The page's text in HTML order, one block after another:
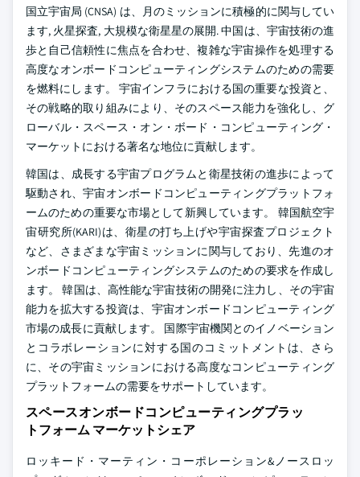
国立宇宙局 (CNSA) は、月のミッションに積極的に関与してい
ます, 火星探査, 大規模な衛星星の展開. 中国は、宇宙技術の進
歩と自己信頼性に焦点を合わせ、複雑な宇宙操作を処理する
高度なオンボードコンピューティングシステムのための需要
を燃料にします。 宇宙インフラにおける国の重要な投資と、
その戦略的取り組みにより、そのスペース能力を強化し、グ
ローバル・スペース・オン・ボード・コンピューティング・
マーケットにおける著名な地位に貢献します。
韓国は、成長する宇宙プログラムと衛星技術の進歩によって
駆動され、宇宙オンボードコンピューティングプラットフォ
ームのための重要な市場として新興しています。 韓国航空宇
宙研究所(KARI)は、衛星の打ち上げや宇宙探査プロジェクト
など、さまざまな宇宙ミッションに関与しており、先進のオ
ンボードコンピューティングシステムのための要求を作成し
ます。 韓国は、高性能な宇宙技術の開発に注力し、その宇宙
能力を拡大する投資は、宇宙オンボードコンピューティング
市場の成長に貢献します。 国際宇宙機関とのイノベーション
とコラボレーションに対する国のコミットメントは、さら
に、その宇宙ミッションにおける高度なコンピューティング
プラットフォームの需要をサポートしています。
スペースオンボードコンピューティングプラッ
トフォーム マーケットシェア
ロッキード・マーティン・コーポレーション&ノースロッ